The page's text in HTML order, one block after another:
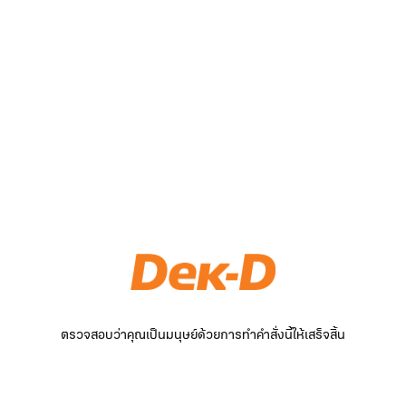
ตรวจสอบว่าคุณเป็นมนุษย์ด้วยการทำคำสั่งนี้ให้เสร็จสิ้น